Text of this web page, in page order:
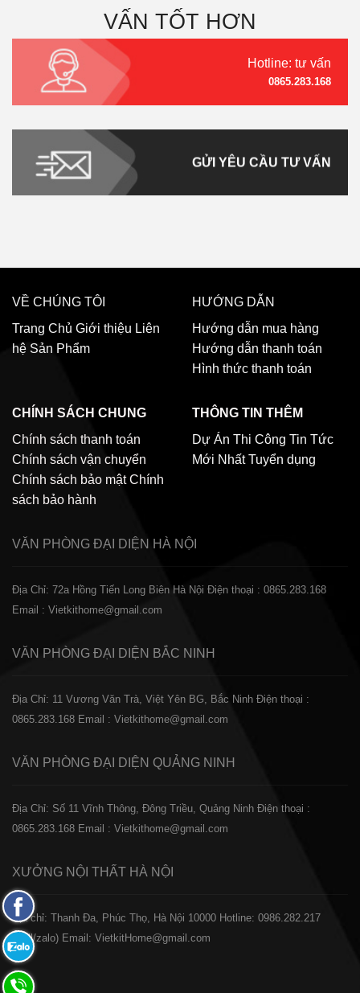
VẤN TỐT HƠN
Hotline: tư vấn
0865.283.168
GỬI YÊU CẦU TƯ VẤN
VỀ CHÚNG TÔI
Trang Chủ Giới thiệu Liên
hệ Sản Phẩm
HƯỚNG DẪN
Hướng dẫn mua hàng
Hướng dẫn thanh toán
Hình thức thanh toán
CHÍNH SÁCH CHUNG
Chính sách thanh toán
Chính sách vận chuyển
Chính sách bảo mật Chính
sách bảo hành
THÔNG TIN THÊM
Dự Án Thi Công Tin Tức
Mới Nhất Tuyển dụng
VĂN PHÒNG ĐẠI DIỆN HÀ NỘI
Địa Chỉ: 72a Hồng Tiến Long Biên Hà Nội Điện thoại : 0865.283.168
Email : Vietkithome@gmail.com
VĂN PHÒNG ĐẠI DIỆN BẮC NINH
Địa Chỉ: 11 Vương Văn Trà, Việt Yên BG, Bắc Ninh Điện thoại :
0865.283.168 Email : Vietkithome@gmail.com
VĂN PHÒNG ĐẠI DIỆN QUẢNG NINH
Địa Chỉ: Số 11 Vĩnh Thông, Đông Triều, Quảng Ninh Điện thoại :
0865.283.168 Email : Vietkithome@gmail.com
XƯỞNG NỘI THẤT HÀ NỘI
️Địa chỉ: Thanh Đa, Phúc Thọ, Hà Nội 10000 Hotline: 0986.282.217
(Call/zalo) Email: VietkitHome@gmail.com
Fanpage
Facebook
Zalo:
0865.283.168
Hotline: